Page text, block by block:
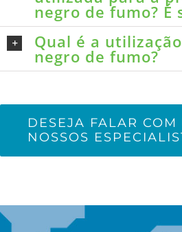
negro de fumo? É
Qual é a
negro de fumo?
DESEJA FALAR COM
NOSSOS